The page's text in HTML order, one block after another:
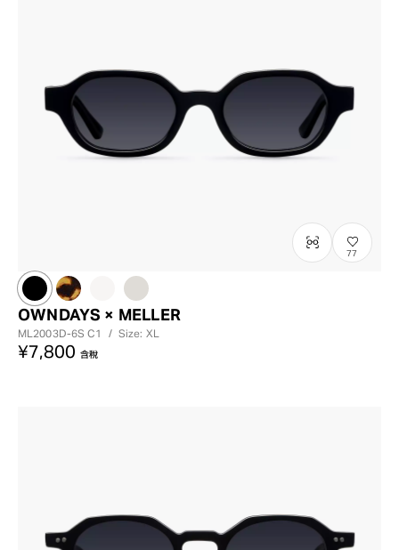
77
OWNDAYS × MELLER
ML2003D-6SC1 / Size: XL
¥7,800 含稅